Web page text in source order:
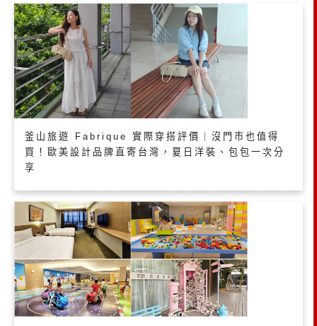
釜山旅遊 Fabrique 實際穿搭評價｜沒門市也值得
買！歐美設計品牌直寄台灣，夏日洋裝、包包一次分
享